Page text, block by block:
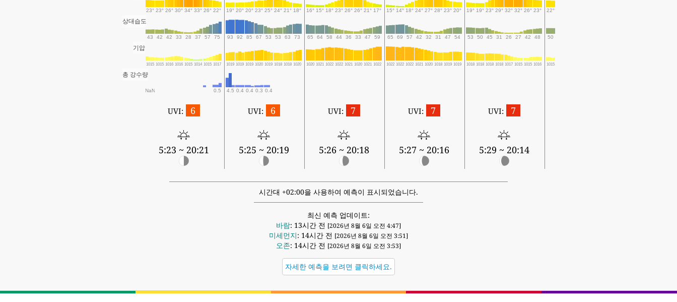
23° 23° 26° 30° 34° 33° 26° 22° 19° 20° 20° 23° 25° 24° 21° 18° 16° 15° 18° 23° 26° 26° 21° 17° 15° 14° 18° 24° 27° 28° 23° 20° 19° 19° 23° 29° 32° 32° 26° 23° 22°
상대습도
43 42 42 33 28 37 57 75 93 92 85 67 53 53 63 73 65 64 58 44 36 33 47 59 65 69 57 42 32 31 47 54 53 50 45 31 26 27 42 48 50
기압
1015 1015 1016 1016 1015 1014 1015 1017 1019 1019 1019 1020 1019 1018 1018 1020 1020 1021 1022 1022 1021 1020 1021 1022 1022 1022 1022 1021 1020 1018 1019 1019 1018 1018 1018 1018 1017 1015 1015 1016 1015
총 강수량
NaN 0.5 4.5 0.4 0.4 0.3 0.4
UVI: 6
5:23 ~ 20:21
UVI: 6
5:25 ~ 20:19
UVI: 7
5:26 ~ 20:18
UVI: 7
5:27 ~ 20:16
UVI: 7
5:29 ~ 20:14
시간대 +02:00을 사용하여 예측이 표시되었습니다.
최신 예측 업데이트:
바람: 13시간 전 [2026년 8월 6일 오전 4:47]
미세먼지: 14시간 전 [2026년 8월 6일 오전 3:51]
오존: 14시간 전 [2026년 8월 6일 오전 3:53]
자세한 예측을 보려면 클릭하세요.